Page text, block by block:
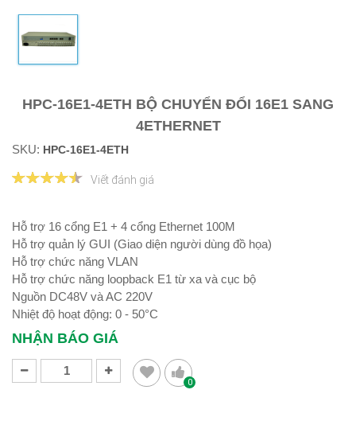
HPC-16E1-4ETH BỘ CHUYỂN ĐỔI 16E1 SANG
4ETHERNET
SKU: HPC-16E1-4ETH
Viết đánh giá
Hỗ trợ 16 cổng E1 + 4 cổng Ethernet 100M
Hỗ trợ quản lý GUI (Giao diện người dùng đồ họa)
Hỗ trợ chức năng VLAN
Hỗ trợ chức năng loopback E1 từ xa và cục bộ
Nguồn DC48V và AC 220V
Nhiệt độ hoạt động: 0 - 50°C
NHẬN BÁO GIÁ
0